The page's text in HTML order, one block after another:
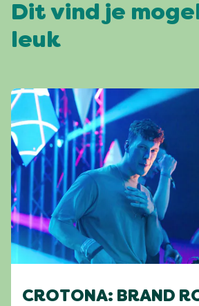
Dit vind je
leuk
CROTONA: BRAND